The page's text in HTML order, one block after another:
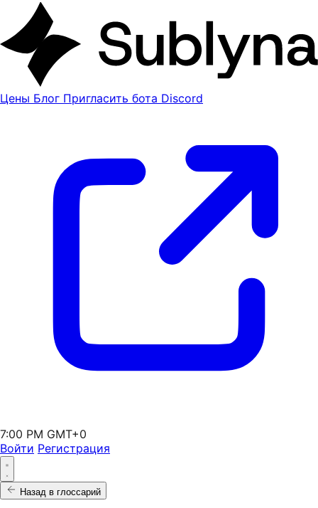
Цены Блог Пригласить бота Discord
7:00 PM GMT+0
Войти Регистрация
Назад в глоссарий